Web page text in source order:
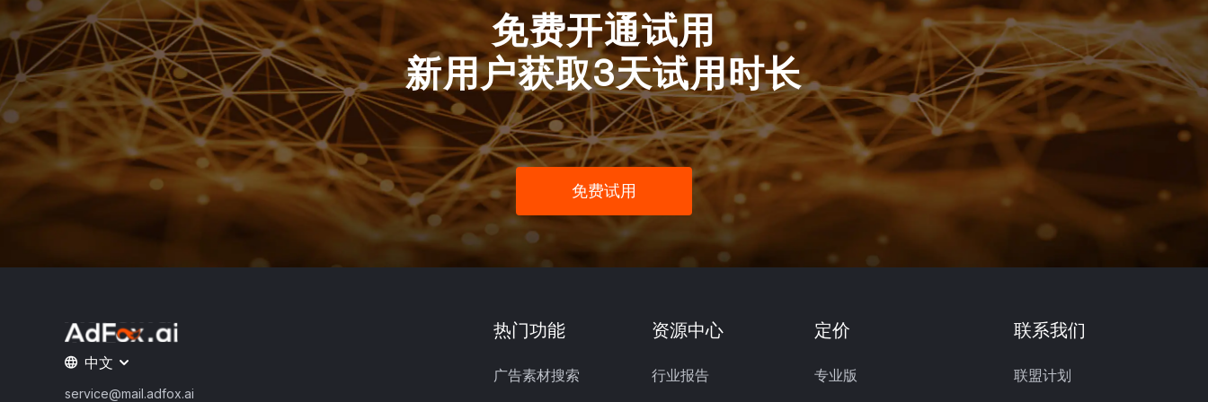
免费开通试用
新用户获取3天试用时长
免费试用
中文
service@mail.adfox.ai
热门功能
广告素材搜索
资源中心
行业报告
定价
专业版
联系我们
联盟计划